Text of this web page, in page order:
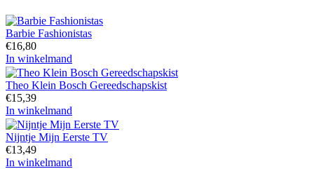
Barbie Fashionistas
€16,80
In winkelmand
Theo Klein Bosch Gereedschapskist
€15,39
In winkelmand
Nijntje Mijn Eerste TV
€13,49
In winkelmand